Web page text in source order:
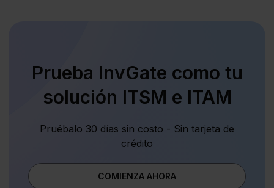
Prueba InvGate como tu
solución ITSM e ITAM
Pruébalo 30 días sin costo - Sin tarjeta de
crédito
COMIENZA AHORA